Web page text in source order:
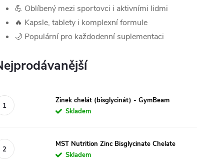
💪 Oblíbený mezi sportovci i aktivními lidmi
🔥 Kapsle, tablety i komplexní formule
🌙 Populární pro každodenní suplementaci
Zinek chelát (bisglycinát) - GymBeam
Skladem
MST Nutrition Zinc Bisglycinate Chelate
Skladem